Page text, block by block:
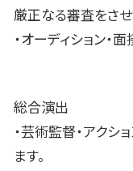
厳正なる審査をさ
・オーディション・
総合演出
・芸術監督・アクシ
ます。